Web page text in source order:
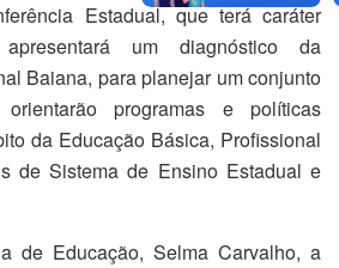
Estadual, que terá caráter
um diagnóstico da
Baiana, para planejar um conjunto
programas e políticas
da Educação Básica, Profissional
de Sistema de Ensino Estadual e
de Educação, Selma Carvalho, a